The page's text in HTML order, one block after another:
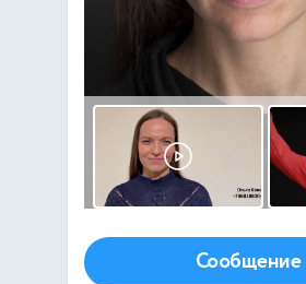
Сообщение